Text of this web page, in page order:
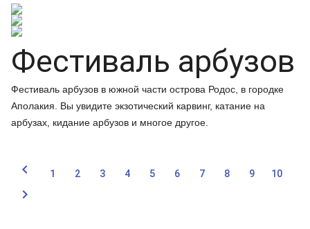
Фестиваль арбузов
Фестиваль арбузов в южной части острова Родос, в городке
Аполакия. Вы увидите экзотический карвинг, катание на
арбузах, кидание арбузов и многое другое.
 1 2 3 4 5 6 7 8 9 10
